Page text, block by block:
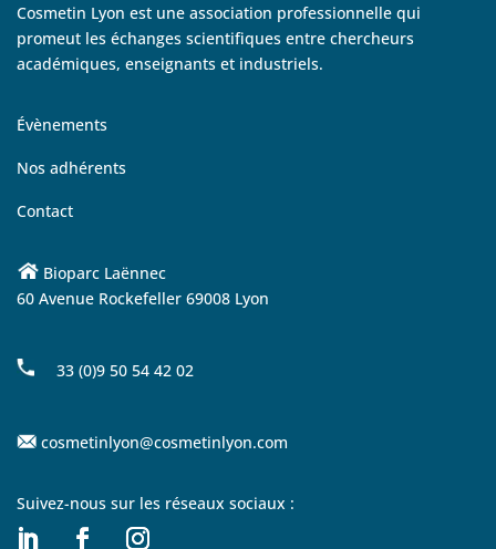
Cosmetin Lyon est une association professionnelle qui
promeut les échanges scientifiques entre chercheurs
académiques, enseignants et industriels.
Évènements
Nos adhérents
Contact
Bioparc Laënnec
60 Avenue Rockefeller 69008 Lyon
33 (0)9 50 54 42 02
cosmetinlyon@cosmetinlyon.com
Suivez-nous sur les réseaux sociaux :